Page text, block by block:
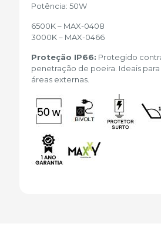
Potência: 50W
6500K – MAX-0408
3000K – MAX-0466
Proteção IP66: Protegido
penetração de poeira. Ideais
áreas externas.